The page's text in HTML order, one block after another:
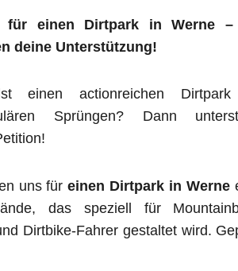
für einen Dirtpark in Werne –
deine Unterstützung!
einen actionreichen
Sprüngen? Dann
uns füreinen Dirtpark in Werne
das speziell für
Dirtbike-Fahrer gestaltet wird.